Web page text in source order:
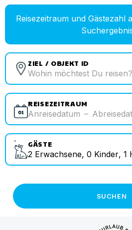
Reisezeitraum und Gästezahl
ZIEL / OBJEKT ID
REISEZEITRAUM
Anreisedatum –
GÄSTE
2 Erwachsene, 0 Kinder, 1
SUCHEN